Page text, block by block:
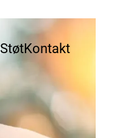
StøtKontakt